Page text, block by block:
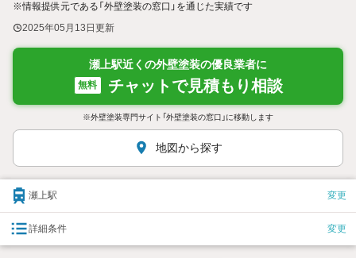
※情報提供元である「外壁塗装の窓口」を通じた実績です
2025年05月13日更新
瀬上駅近くの外壁塗装の優良業者に
無料 チャットで見積もり相談
※外壁塗装専門サイト「外壁塗装の窓口」に移動します
地図から探す
瀬上駅 変更
詳細条件 変更